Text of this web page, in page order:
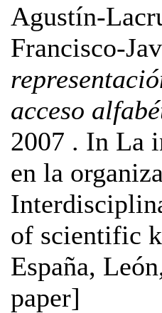
Agustín-
Francisco-
acceso
2007 . In La
en la
of scientific
España,
paper]